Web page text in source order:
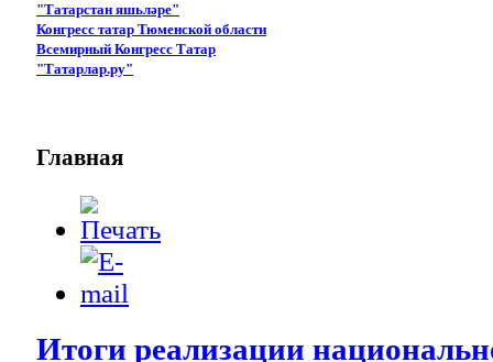
"Татарстан яшьләре"
Конгресс татар Тюменской области
Всемирный Конгресс Татар
"Татарлар.ру"
Главная
Итоги реализации